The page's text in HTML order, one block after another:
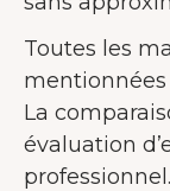
Toutes les
La
évaluation
professionnel.